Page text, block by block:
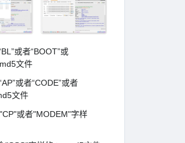
或者“BOOT”或
文件
或者“CODE”或者
文件
或者"MODEM"字样